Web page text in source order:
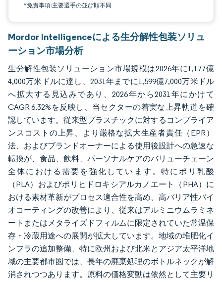
*免責事項:主要選手の並び順不同
Mordor Intelligenceによる生分解性包装ソリュ
ーション市場分析
生分解性包装ソリューション市場規模は2026年に1,177億
4,000万米ドルに達し、2031年までに1,599億7,000万米ドル
へ拡大する見込みであり、2026年から2031年にかけて
CAGR 6.32%を反映し、当セクターの着実な上昇軌道を確
認しています。従来型プラスチックに対するコンプライア
ンスコストの上昇、より厳格な拡大生産者責任（EPR）
法、およびブランドオーナーによる使用後設計への急速な
転換が、食品、飲料、パーソナルケアのバリューチェーン
全体における需要を強化しています。特にポリ乳酸
（PLA）およびポリヒドロキシアルカノエート（PHA）に
おける素材革新がプロセス適合性を高め、高バリア性バイ
オコーティングの改善により、従来はアルミニウムラミネ
ートまたはメタライズドフィルムに限定されていた常温保
存・冷蔵用途への展開が拡大しています。地域の堆肥化イ
ンフラの追加整備、特に欧州および北米とアジア太平洋地
域の主要都市圏では、長年の廃棄処理のボトルネックが解
消されつつあります。原料の価格変動は依然として主要リ